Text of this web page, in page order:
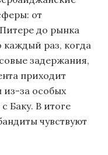
от
до рынка
раз, когда
задержания,
приходит
из-за особых
Баку. В итоге
чувствуют